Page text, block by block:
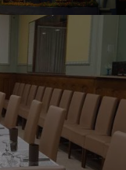
abbia